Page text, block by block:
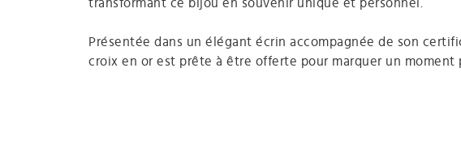
transformant ce bijou en souvenir unique et personnel.
Présentée dans un élégant écrin accompagnée de son
croix en or est prête à être offerte pour marquer un moment